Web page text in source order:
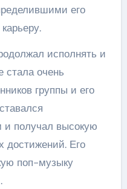
его
исполнять и
стала очень
группы и его
и получал высокую
достижений. Его
поп-музыку